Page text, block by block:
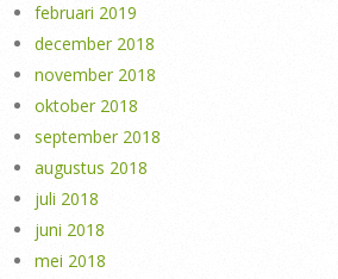
februari 2019
december 2018
november 2018
oktober 2018
september 2018
augustus 2018
juli 2018
juni 2018
mei 2018